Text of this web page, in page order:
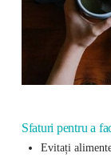
Sfaturi pentru a
Evitați